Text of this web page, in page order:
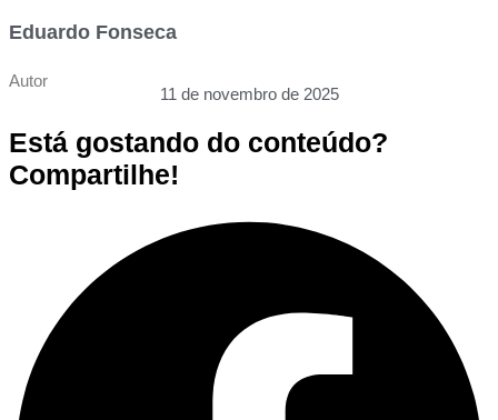
Eduardo Fonseca
Autor
11 de novembro de 2025
Está gostando do conteúdo?
Compartilhe!